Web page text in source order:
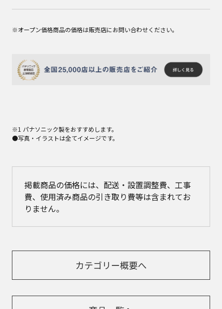
※オープン価格商品の価格は販売店にお問い合わせください。
※1 パナソニック製をおすすめします。
●写真・イラストは全てイメージです。
掲載商品の価格には、配送・設置調整費、工事
費、使用済み商品の引き取り費等は含まれてお
りません。
カテゴリー概要へ